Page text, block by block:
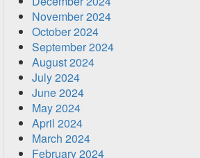
November 2024
October 2024
September 2024
August 2024
July 2024
June 2024
May 2024
April 2024
March 2024
February 2024